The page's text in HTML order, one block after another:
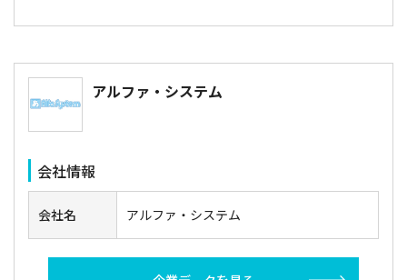
アルファ・システム
会社情報
会社名 アルファ・システム